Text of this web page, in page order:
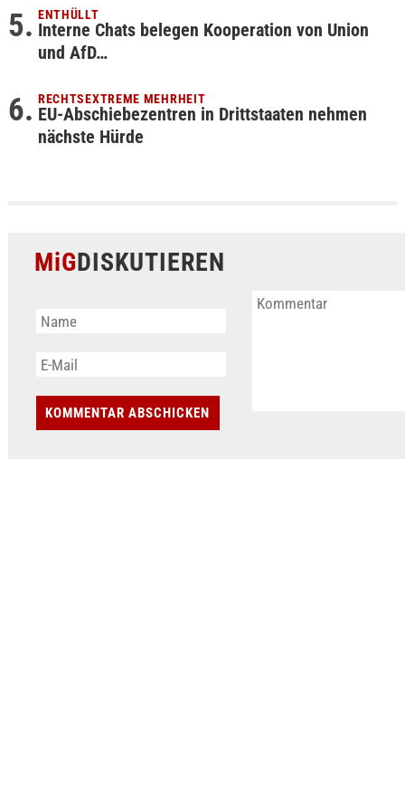
ENTHÜLLT
Interne Chats belegen Kooperation von Union
und AfD…
RECHTSEXTREME MEHRHEIT
EU-Abschiebezentren in Drittstaaten nehmen
nächste Hürde
MiGDISKUTIEREN